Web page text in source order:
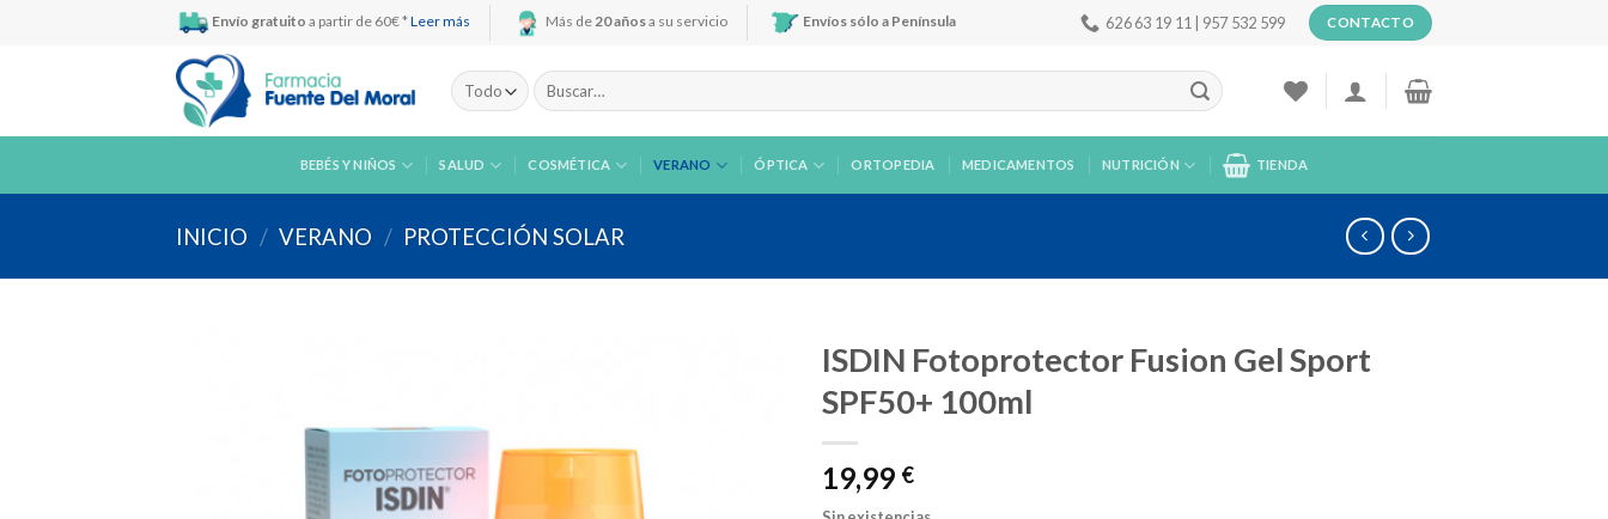
Envío gratuito a partir de 60€ * Leer más Más de20 añosa su servicio Envíos sólo a Península 626 63 19 11 | 957 532 599 CONTACTO
Buscar
por:
BEBÉS Y NIÑOS SALUD COSMÉTICA VERANO ÓPTICA ORTOPEDIA MEDICAMENTOS NUTRICIÓN TIENDA
INICIO / VERANO / PROTECCIÓN SOLAR
ISDIN Fotoprotector Fusion Gel Sport
SPF50+ 100ml
19,99 €